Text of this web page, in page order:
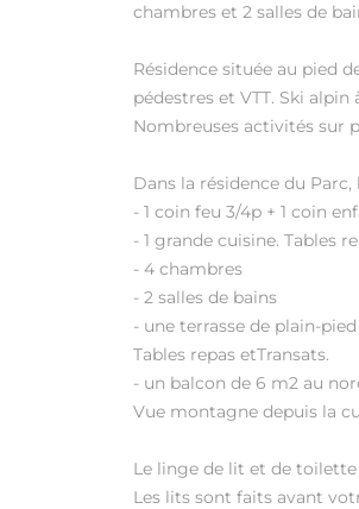
chambres et 2 salles de
Résidence située au pied
pédestres et VTT. Ski alpin
Nombreuses activités sur
Dans la résidence du
- 1 coin feu 3/4p + 1 coin
- 1 grande cuisine. Tables
- 4 chambres
- 2 salles de bains
- une terrasse de plain-
Tables repas etTransats.
- un balcon de 6 m2 au
Vue montagne depuis la
Le linge de lit et de
Les lits sont faits avant